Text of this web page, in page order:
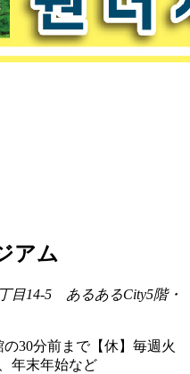
アム
目14-5 あるあるCity5階・
の30分前まで【休】毎週火
年末年始など